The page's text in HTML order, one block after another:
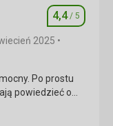
4,0/ 5
4,0
3,0/ 5
Ocena
4,4/ 5
2025
Po prostu
powiedzieć o
Jedzenie było
Po prostu